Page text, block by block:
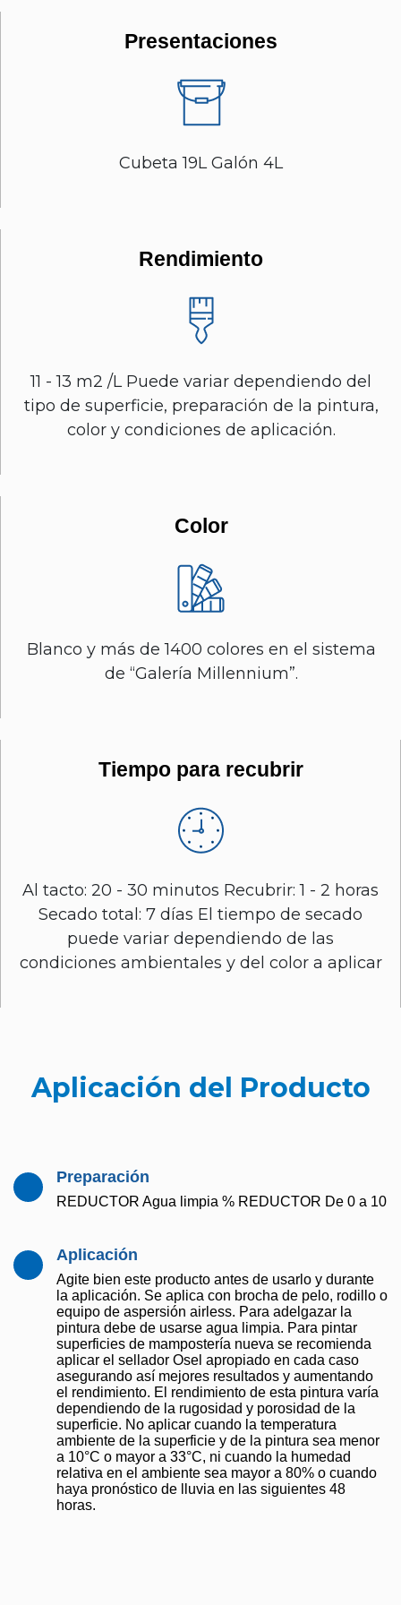
Presentaciones
Cubeta 19L Galón 4L
Rendimiento
11 - 13 m2 /L Puede variar dependiendo del
tipo de superficie, preparación de la pintura,
color y condiciones de aplicación.
Color
Blanco y más de 1400 colores en el sistema
de “Galería Millennium”.
Tiempo para recubrir
Al tacto: 20 - 30 minutos Recubrir: 1 - 2 horas
Secado total: 7 días El tiempo de secado
puede variar dependiendo de las
condiciones ambientales y del color a aplicar
Aplicación del Producto
Preparación
REDUCTOR Agua limpia % REDUCTOR De 0 a 10
Aplicación
Agite bien este producto antes de usarlo y durante
la aplicación. Se aplica con brocha de pelo, rodillo o
equipo de aspersión airless. Para adelgazar la
pintura debe de usarse agua limpia. Para pintar
superficies de mampostería nueva se recomienda
aplicar el sellador Osel apropiado en cada caso
asegurando así mejores resultados y aumentando
el rendimiento. El rendimiento de esta pintura varía
dependiendo de la rugosidad y porosidad de la
superficie. No aplicar cuando la temperatura
ambiente de la superficie y de la pintura sea menor
a 10°C o mayor a 33°C, ni cuando la humedad
relativa en el ambiente sea mayor a 80% o cuando
haya pronóstico de lluvia en las siguientes 48
horas.